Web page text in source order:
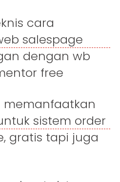
cara
salespage
dengan wb
free
memanfaatkan
sistem order
gratis tapi juga